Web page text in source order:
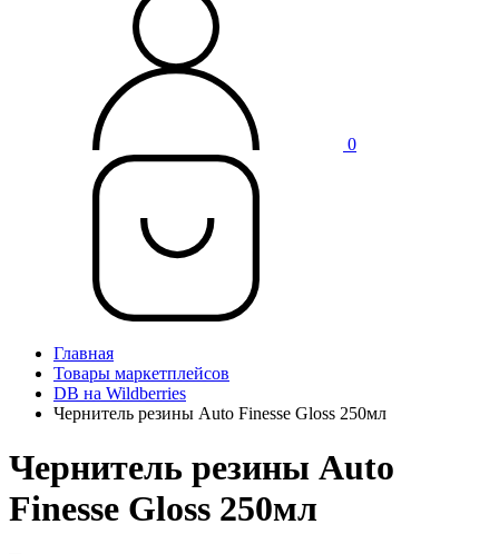
0
Главная
Товары маркетплейсов
DB на Wildberries
Чернитель резины Auto Finesse Gloss 250мл
Чернитель резины Auto
Finesse Gloss 250мл